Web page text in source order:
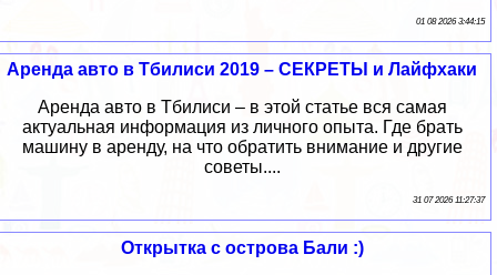
01 08 2026 3:44:15
Аренда авто в Тбилиси 2019 – СЕКРЕТЫ и Лайфхаки
Аренда авто в Тбилиси – в этой статье вся самая
актуальная информация из личного опыта. Где брать
машину в аренду, на что обратить внимание и другие
советы....
31 07 2026 11:27:37
Открытка с острова Бали :)